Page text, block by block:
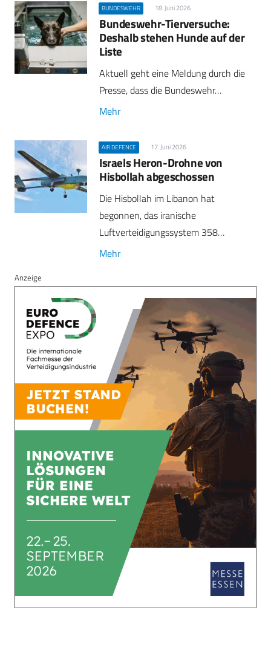
BUNDESWEHR 18. Juni 2026
Bundeswehr-Tierversuche:
Deshalb stehen Hunde auf der
Liste
Aktuell geht eine Meldung durch die
Presse, dass die Bundeswehr…
Mehr
AIR DEFENCE 17. Juni 2026
Israels Heron-Drohne von
Hisbollah abgeschossen
Die Hisbollah im Libanon hat
begonnen, das iranische
Luftverteidigungssystem 358…
Mehr
Anzeige